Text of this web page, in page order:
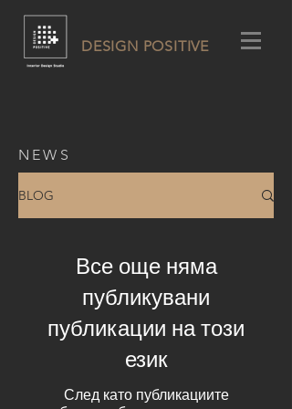
DESIGN POSITIVE
NEWS
BLOG
Все още няма
публикувани
публикации на този
език
След като публикациите